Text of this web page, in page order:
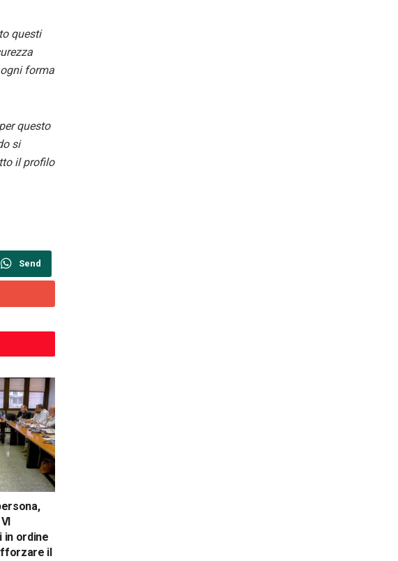
questi
forma
questo
si
il profilo
Send
in ordine
il